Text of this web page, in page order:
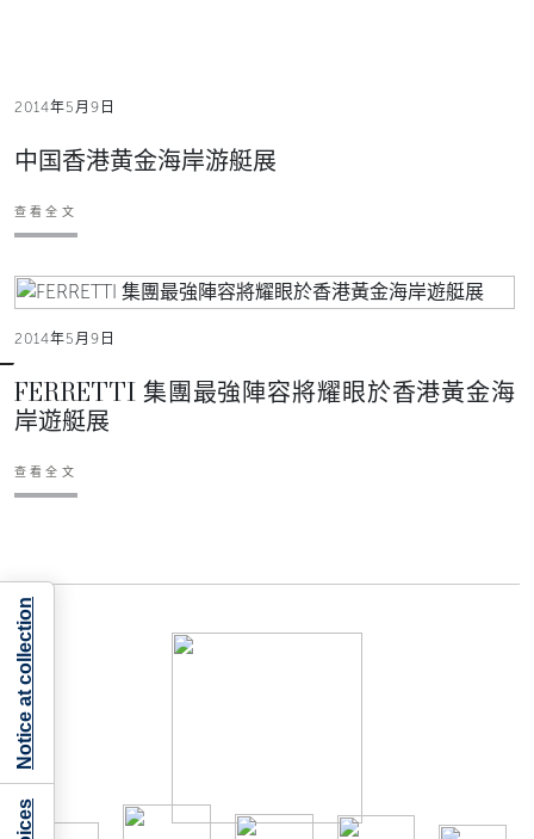
2014年5月9日
中国香港黄金海岸游艇展
查看全文
2014年5月9日
FERRETTI 集團最強陣容將耀眼於香港黃金海
岸遊艇展
查看全文
Notice at collection